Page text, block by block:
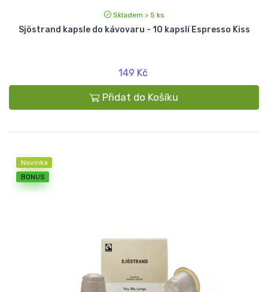
Skladem > 5 ks
Sjöstrand kapsle do kávovaru - 10 kapslí Espresso Kiss
149 Kč
Přidat do Košíku
Novinka
BONUS